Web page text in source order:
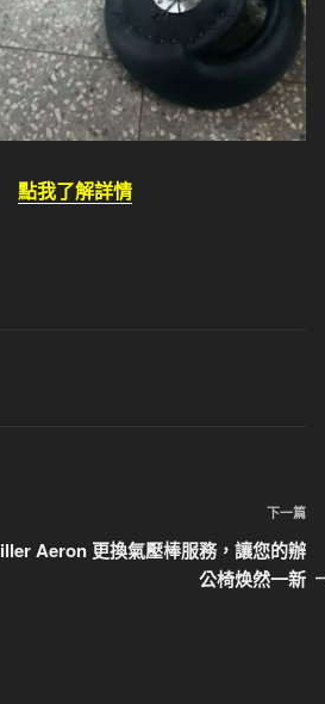
點我了解詳情
下
一
篇
下一篇
Aeron 更換氣壓棒服務，讓您的辦
公椅焕然一新